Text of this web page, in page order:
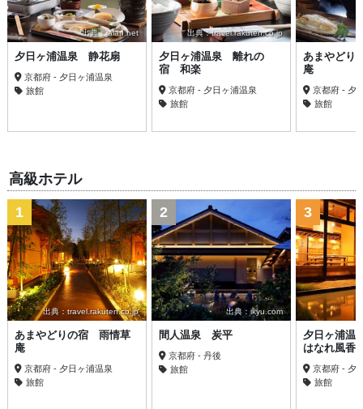
出典：jalan.net
夕日ヶ浦温泉 静花扇
京都府 - 夕日ヶ浦温泉
旅館
出典：travel.rakuten.co.jp
夕日ヶ浦温泉 離れの
宿 和楽
京都府 - 夕日ヶ浦温泉
旅館
あまやどり
庵
京都府 - 夕
旅館
高級ホテル
出典：travel.rakuten.co.jp
1
あまやどりの宿 雨情草
庵
京都府 - 夕日ヶ浦温泉
旅館
出典：ikyu.com
2
間人温泉 炭平
京都府 - 丹後
旅館
3
夕日ヶ浦
はなれ風香
京都府 - 夕
旅館